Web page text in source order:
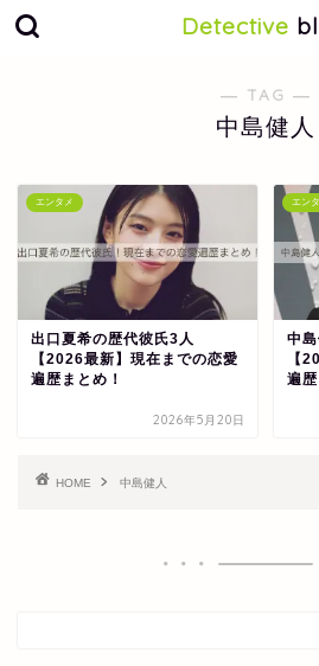
Detective
― TAG ―
中島健人
エンタメ
出口夏希の歴代彼氏3人
【2026最新】現在までの恋愛
遍歴まとめ！
2026年5月20日
エン
中
【
遍歴
HOME 中島健人